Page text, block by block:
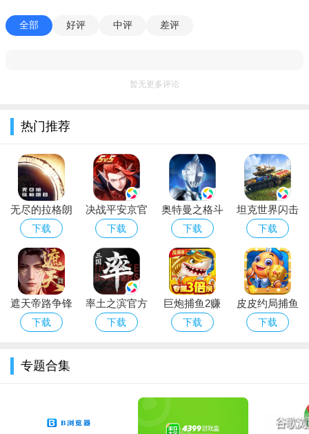
果。
影响。
全部 好评 中评 差评
暂无更多评论
热门推荐
无尽的拉格朗
日手游官方下
载最新版
下载
决战平安京官
方下载安卓手
机版
下载
奥特曼之格斗
超人安卓版游
戏下载安装
下载
坦克世界闪击
战2026最新版
手游下载安装
下载
遮天帝路争锋
官方正版手游
下载
率土之滨官方
版游戏免费下
下载
巨炮捕鱼2赚
钱版官方下载
下载
皮皮约局捕鱼
下载官方手游
下载
专题合集